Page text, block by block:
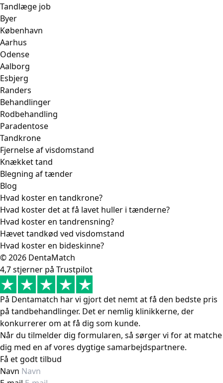
Tandlæge job
Byer
København
Aarhus
Odense
Aalborg
Esbjerg
Randers
Behandlinger
Rodbehandling
Paradentose
Tandkrone
Fjernelse af visdomstand
Knækket tand
Blegning af tænder
Blog
Hvad koster en tandkrone?
Hvad koster det at få lavet huller i tænderne?
Hvad koster en tandrensning?
Hævet tandkød ved visdomstand
Hvad koster en bideskinne?
© 2026 DentaMatch
4,7 stjerner på Trustpilot
På Dentamatch har vi gjort det nemt at få den bedste pris
på tandbehandlinger. Det er nemlig klinikkerne, der
konkurrerer om at få dig som kunde.
Når du tilmelder dig formularen, så sørger vi for at matche
dig med en af vores dygtige samarbejdspartnere.
Få et godt tilbud
Navn